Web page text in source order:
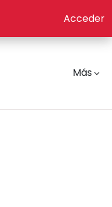
Acceder
Más